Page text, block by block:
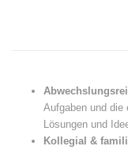
Aufgaben und die
Lösungen und
Kollegial &